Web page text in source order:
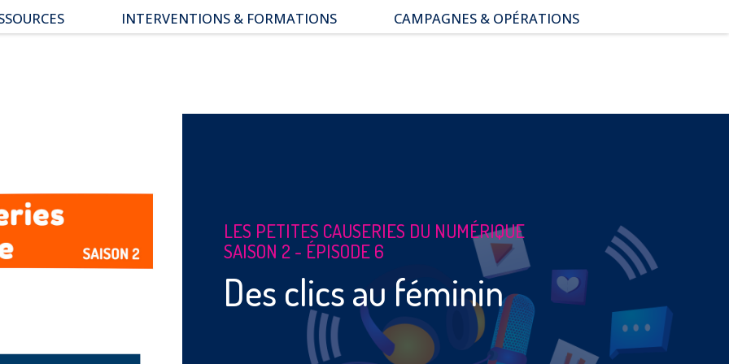
INTERVENTIONS & FORMATIONS
CAMPAGNES & OPÉRATIONS
LES PETITES CAUSERIES DU NUMÉRIQUE
SAISON 2 - ÉPISODE 6
Des clics au féminin